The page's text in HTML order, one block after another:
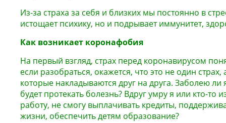
Из-за страха за себя и близких мы постоянно в
истощает психику, но и подрывает иммунитет,
Как возникает коронафобия
На первый взгляд, страх перед коронавирусом
если разобраться, окажется, что это не один
которые накладываются друг на друга. Заболею ли
будет протекать болезнь? Вдруг умру я или кто-то
работу, не смогу выплачивать кредиты,
жизни, обеспечить детям образование?